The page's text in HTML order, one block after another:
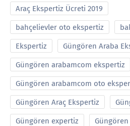
Araç Ekspertiz Ücreti 2019
bahçelievler oto ekspertiz
Ekspertiz Güngören Araba
Güngören arabamcom ekspertiz
Güngören arabamcom oto
Güngören Araç Ekspertiz
Güngören expertiz